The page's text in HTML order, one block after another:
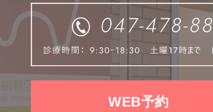
WEB予約